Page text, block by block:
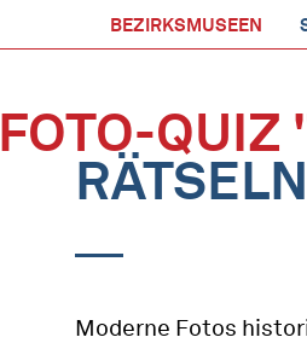
BEZIRKSMUSEEN
FOTO-QUIZ
Moderne Fotos